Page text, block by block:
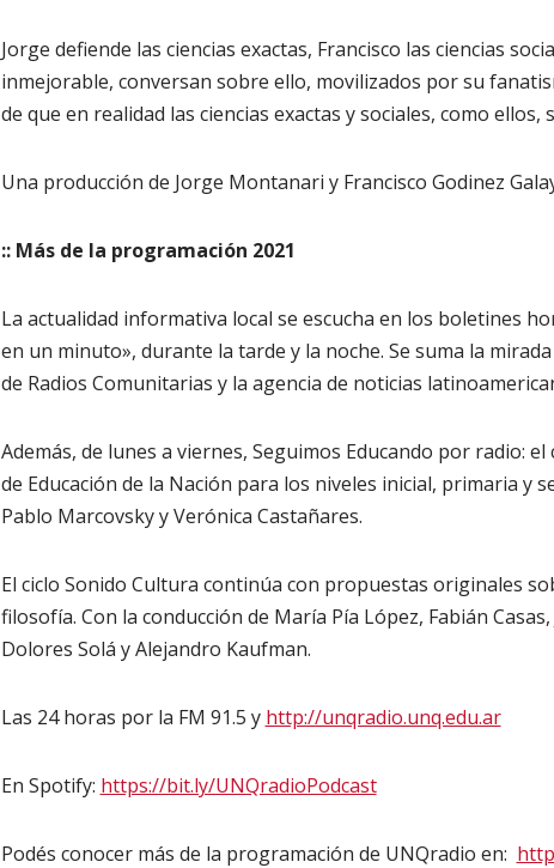
Jorge defiende las ciencias exactas, Francisco las ciencias
inmejorable, conversan sobre ello, movilizados por su
de que en realidad las ciencias exactas y sociales, como
Una producción de Jorge Montanari y Francisco Godinez
:: Más de la programación 2021
La actualidad informativa local se escucha en los boletines
en un minuto», durante la tarde y la noche. Se suma la
de Radios Comunitarias y la agencia de noticias
Además, de lunes a viernes, Seguimos Educando por radio:
de Educación de la Nación para los niveles inicial, primaria y
Pablo Marcovsky y Verónica Castañares.
El ciclo Sonido Cultura continúa con propuestas originales
filosofía. Con la conducción de María Pía López, Fabián
Dolores Solá y Alejandro Kaufman.
Las 24 horas por la FM 91.5 y http://unqradio.unq.edu.ar
En Spotify: https://bit.ly/UNQradioPodcast
Podés conocer más de la programación de UNQradio en: